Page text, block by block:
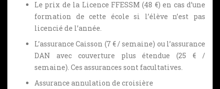
Le prix de la Licence FFESSM (48 €) en cas d’une
formation de cette école si l’élève n’est pas
licencié de l’année.
L’assurance Caisson (7 € / semaine) ou l’assurance
DAN avec couverture plus étendue (25 € /
semaine). Ces assurances sont facultatives.
Assurance annulation de croisière